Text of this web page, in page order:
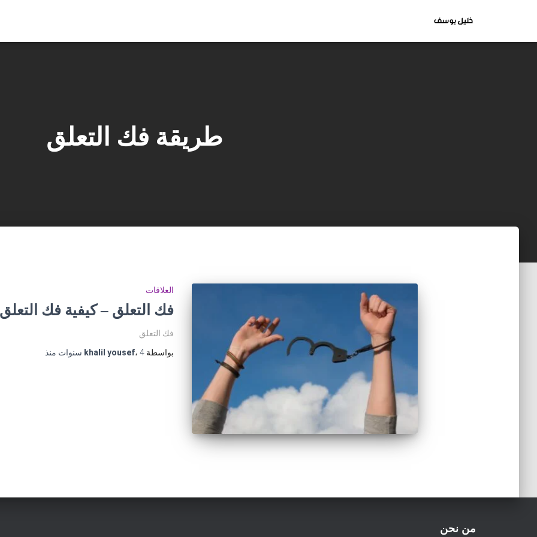
طريقة فك التعلق
العلاقات
فك التعلق – كيفية فك التعلق
فك التعلق
بواسطة
khalil yousef،4 سنوات منذ
من نحن